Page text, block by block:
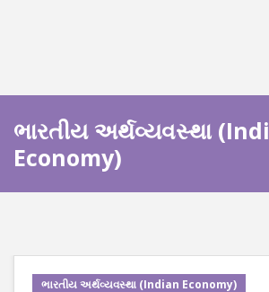
ભારતીય અર્થવ્યવસ્થા
Economy)
ભારતીય અર્થવ્યવસ્થા (Indian Economy)